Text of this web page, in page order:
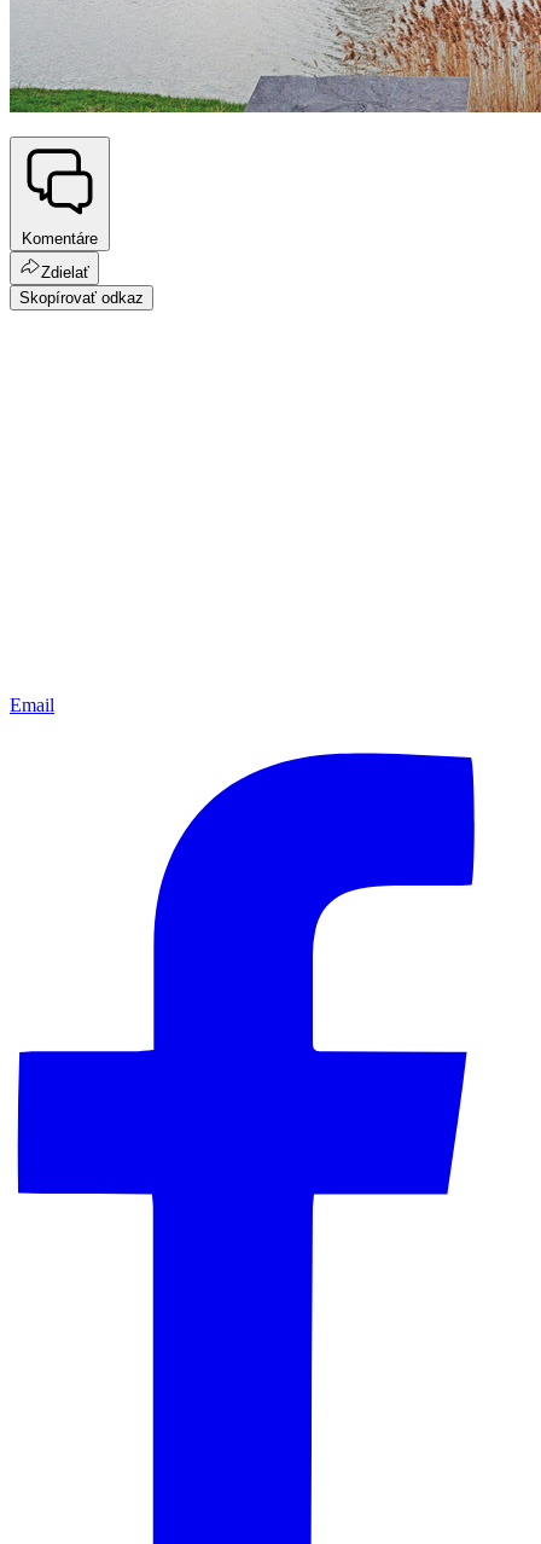
Komentáre
Zdielať
Skopírovať odkaz
Email